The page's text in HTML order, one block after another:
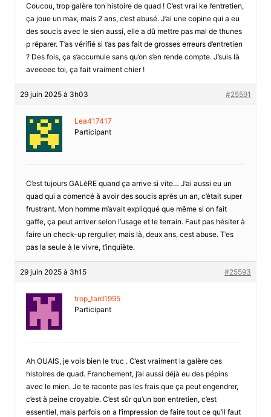
Coucou, trop galère ton histoire de quad ! C’est vrai ke l’entretien,
ça joue un max, mais 2 ans, c’est abusé. J’ai une copine qui a eu
des soucis avec le sien aussi, elle a dû mettre pas mal de thunes
p réparer. T’as vérifié si t’as pas fait de grosses erreurs d’entretien
? Des fois, ça s’accumule sans qu’on s’en rende compte. J’suis là
aveeeec toi, ça fait vraiment chier !
29 juin 2025 à 3h03 #25591
Lea417417
Participant
C’est tujours GALèRE quand ça arrive si vite… J’ai aussi eu un
quad qui a comencé à avoir des soucis après un an, c’était super
frustrant. Mon homme m’avait expliqqué que même si on fait
gaffe, ça peut arriver selon l’usage et le terrain. Faut pas hésiter à
faire un check-up rergulier, mais là, deux ans, cest abuse. T’es
pas la seule à le vivre, t’inquiète.
29 juin 2025 à 3h15 #25593
trop_tard1995
Participant
Ah OUAIS, je vois bien le truc . C’est vraiment la galère ces
histoires de quad. Franchement, j’ai aussi déjà eu des pépins
avec le mien. Je te raconte pas les frais que ça peut engendrer,
c’est à peine croyable. C’est sûr qu’un bon entretien, c’est
essentiel, mais parfois on a l’impression de faire tout ce qu’il faut